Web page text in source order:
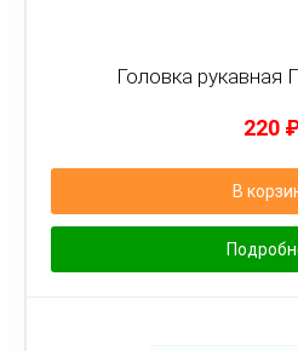
Головка рукавная
220
В